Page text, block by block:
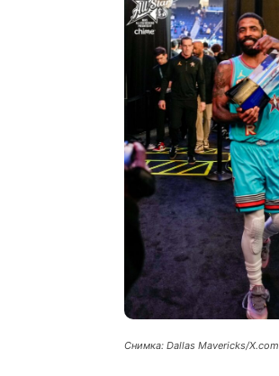
Снимка: Dallas Mavericks/X.com